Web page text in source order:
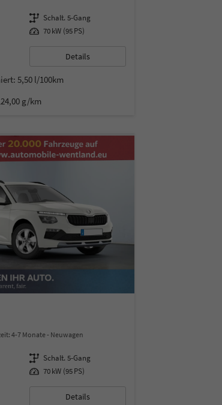
Getriebe Schalt. 5-Gang
Leistung 70 kW (95 PS)
Details
5,50 l/100km
g/km
4-7 Monate Neuwagen
Getriebe Schalt. 5-Gang
Leistung 70 kW (95 PS)
Details